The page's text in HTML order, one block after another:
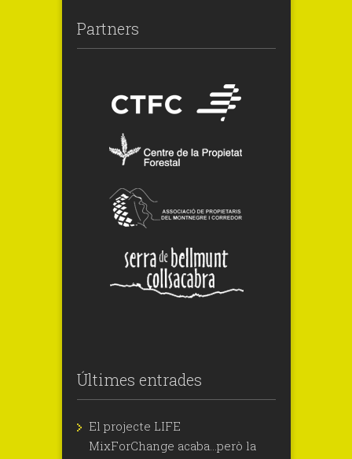
Partners
Últimes entrades
El projecte LIFE
MixForChange acaba…però la